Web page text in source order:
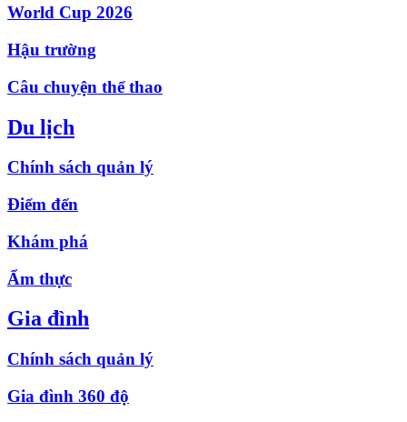
World Cup 2026
Hậu trường
Câu chuyện thể thao
Du lịch
Chính sách quản lý
Điểm đến
Khám phá
Ẩm thực
Gia đình
Chính sách quản lý
Gia đình 360 độ